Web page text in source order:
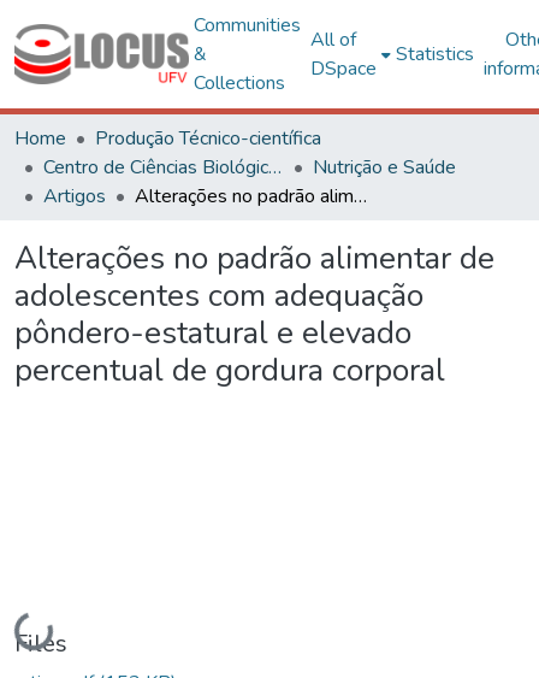
Communities
&
Collections
All of
DSpace
Statistics
Home
Produção Técnico-científica
Centro de Ciências Biológicas e da Saúde
Nutrição e Saúde
Artigos
Alterações no padrão alimentar de adolescentes com adequação pôndero-estatural e elevado percentual de gordura corporal
Alterações no padrão alimentar de
adolescentes com adequação
pôndero-estatural e elevado
percentual de gordura corporal
Loading...
Files